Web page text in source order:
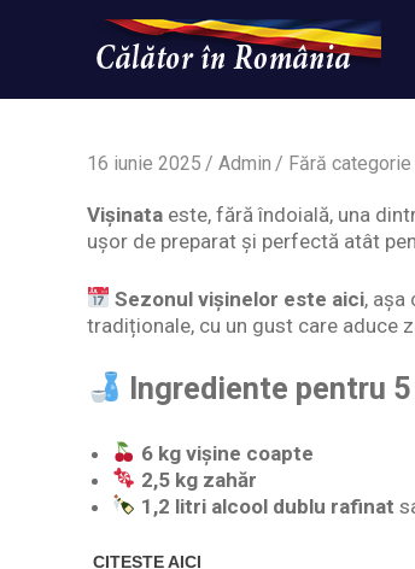
Calatorinromania
WordPress
16 iunie 2025 Admin Fără categorie
Vișinata este, fără îndoială, una
ușor de preparat și perfectă atât
Sezonul vișinelor este aici, așa
tradiționale, cu un gust care aduce
Ingrediente pentru
6 kg vișine coapte
2,5 kg zahăr
1,2 litri alcool dublu rafinat